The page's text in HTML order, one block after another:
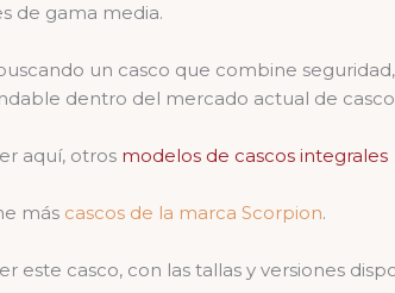
de gama media.
un casco que combine
dentro del mercado actual de
aquí, otros modelos de cascos integrales
más cascos de la marca Scorpion.
este casco, con las tallas y versiones